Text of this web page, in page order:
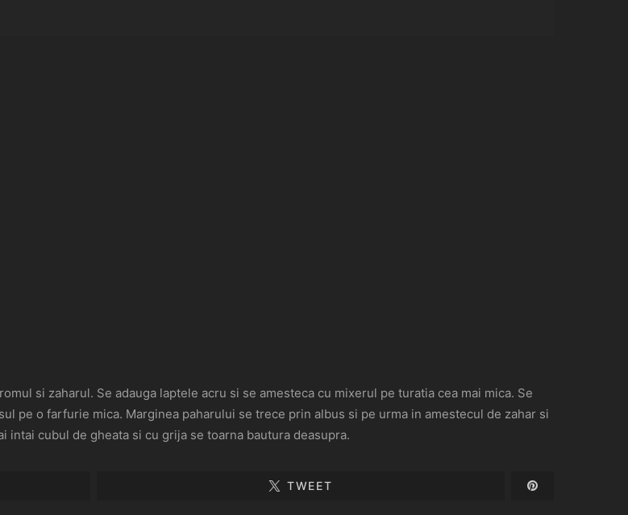
si zaharul. Se adauga laptele acru si se amesteca cu mixerul pe turatia cea mai mica. Se
pe o farfurie mica. Marginea paharului se trece prin albus si pe urma in amestecul de zahar si
intai cubul de gheata si cu grija se toarna bautura deasupra.
TWEET